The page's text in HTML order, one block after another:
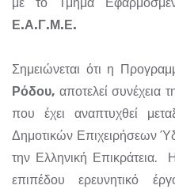
Ε.Α.Γ.Μ.Ε.
Σημειώνεται ότι η
Ρόδου, αποτελεί συνέχεια
που έχει αναπτυχθεί
Δημοτικών Επιχειρήσεων
την Ελληνική Επικράτεια.
επιπέδου ερευνητικό